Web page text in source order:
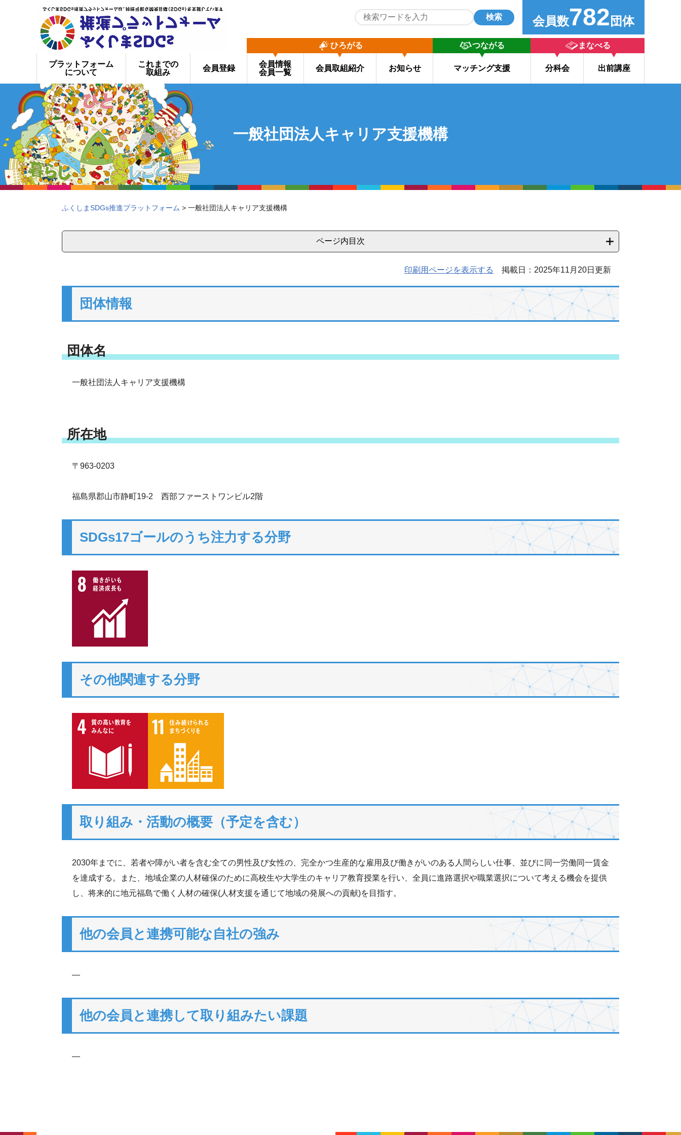
検索 会員数782 団体
プラットフォーム
について
これまでの
取組み
会員登録
ひろがる
会員情報
会員一覧
会員取組紹介 お知らせ
つながる
マッチング支援
まなべる
分科会 出前講座
一般社団法人キャリア支援機構
ふくしまSDGs推進プラットフォーム > 一般社団法人キャリア支援機構
ページ内目次
印刷用ページを表示する 掲載日：2025年11月20日更新
団体情報
団体名
一般社団法人キャリア支援機構
所在地
〒963-0203
福島県郡山市静町19-2 西部ファーストワンビル2階
SDGs17ゴールのうち注力する分野
その他関連する分野
取り組み・活動の概要（予定を含む）
2030年までに、若者や障がい者を含む全ての男性及び女性の、完全かつ生産的な雇用及び働きがいのある人間らしい仕事、並びに同一労働同一賃金
を達成する。また、地域企業の人材確保のために高校生や大学生のキャリア教育授業を行い、全員に進路選択や職業選択について考える機会を提供
し、将来的に地元福島で働く人材の確保(人材支援を通じて地域の発展への貢献)を目指す。
他の会員と連携可能な自社の強み
―
他の会員と連携して取り組みたい課題
―